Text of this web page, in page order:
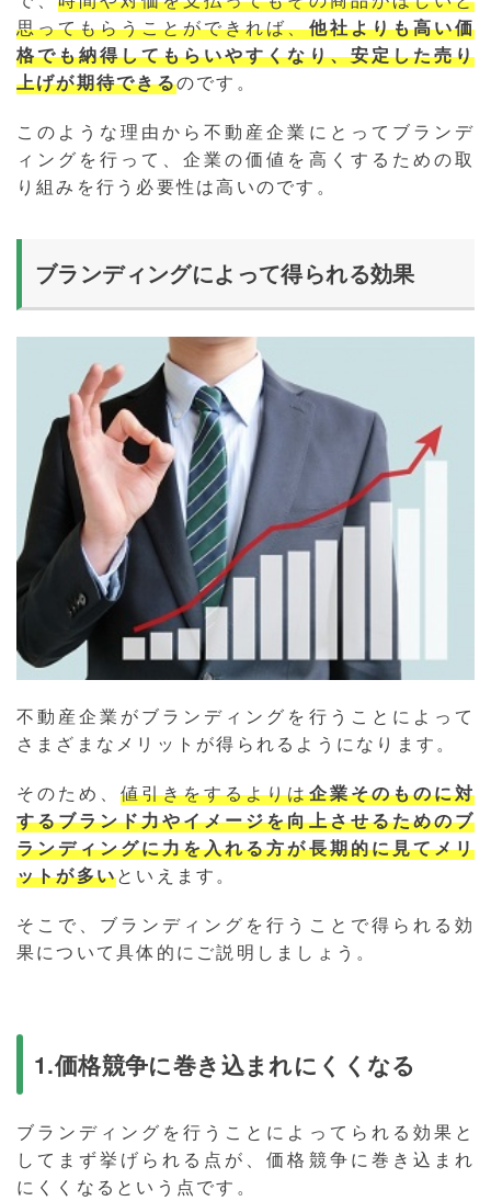
思ってもらうことができれば、他社よりも高い価
格でも納得してもらいやすくなり、安定した売り
上げが期待できるのです。
このような理由から不動産企業にとってブランデ
ィングを行って、企業の価値を高くするための取
り組みを行う必要性は高いのです。
ブランディングによって得られる効果
不動産企業がブランディングを行うことによって
さまざまなメリットが得られるようになります。
そのため、値引きをするよりは企業そのものに対
するブランド力やイメージを向上させるためのブ
ランディングに力を入れる方が長期的に見てメリ
ットが多いといえます。
そこで、ブランディングを行うことで得られる効
果について具体的にご説明しましょう。
1.価格競争に巻き込まれにくくなる
ブランディングを行うことによってられる効果と
してまず挙げられる点が、価格競争に巻き込まれ
にくくなるという点です。